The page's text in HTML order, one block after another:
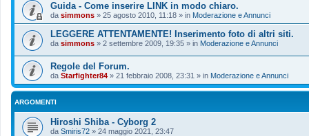
Guida - Come inserire LINK in modo chiaro.
da simmons » 25 agosto 2010, 11:18 » in Moderazione e Annunci
LEGGERE ATTENTAMENTE! Inserimento foto di altri siti.
da simmons » 2 settembre 2009, 19:35 » in Moderazione e Annunci
Regole del Forum.
da Starfighter84 » 21 febbraio 2008, 23:31 » in Moderazione e Annunci
ARGOMENTI
Hiroshi Shiba - Cyborg 2
da Smiris72 » 24 maggio 2021, 23:47